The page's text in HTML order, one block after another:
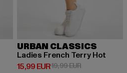
39,99 EUR
URBAN CLASSICS
Ladies French Terry Hot
15,99 EUR
Derzeitiger Preis: 15,99 EUR
19,99 EURAktionspreis: